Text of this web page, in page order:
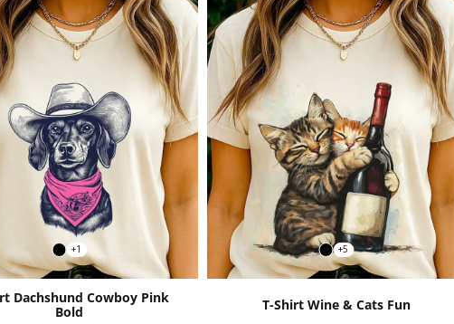
+1
Dachshund Cowboy Pink
Bold
+5
T-Shirt Wine & Cats Fun